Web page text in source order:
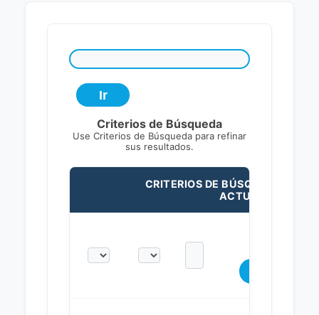
Criterios de Búsqueda
Use Criterios de Búsqueda para refinar
sus resultados.
CRITERIOS DE BÚSQUEDA
ACTUALES: